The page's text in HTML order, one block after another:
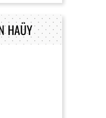
HAÜY